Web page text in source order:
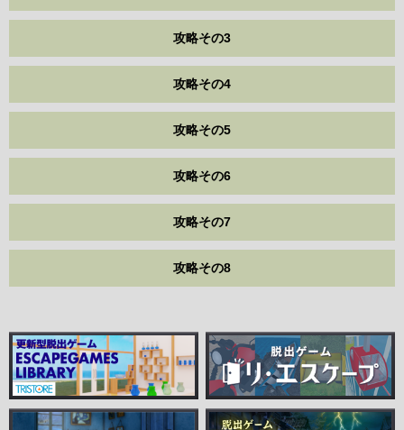
攻略その3
攻略その4
攻略その5
攻略その6
攻略その7
攻略その8